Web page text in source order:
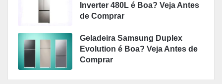
Inverter 480L é Boa? Veja Antes
de Comprar
Geladeira Samsung Duplex
Evolution é Boa? Veja Antes de
Comprar